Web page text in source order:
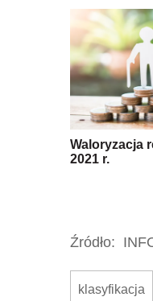
Waloryzacja
2021 r.
Źródło:
klasyfikacja